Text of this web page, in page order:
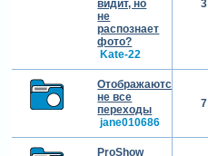
видит, но
не
распознает
фото?
Kate-22
3
Отображаются
не все
переходы
jane010686
7
ProShow